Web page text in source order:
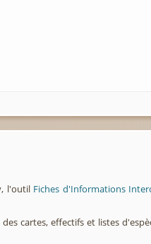
l'outil Fiches d'Informations
cartes, effectifs et listes